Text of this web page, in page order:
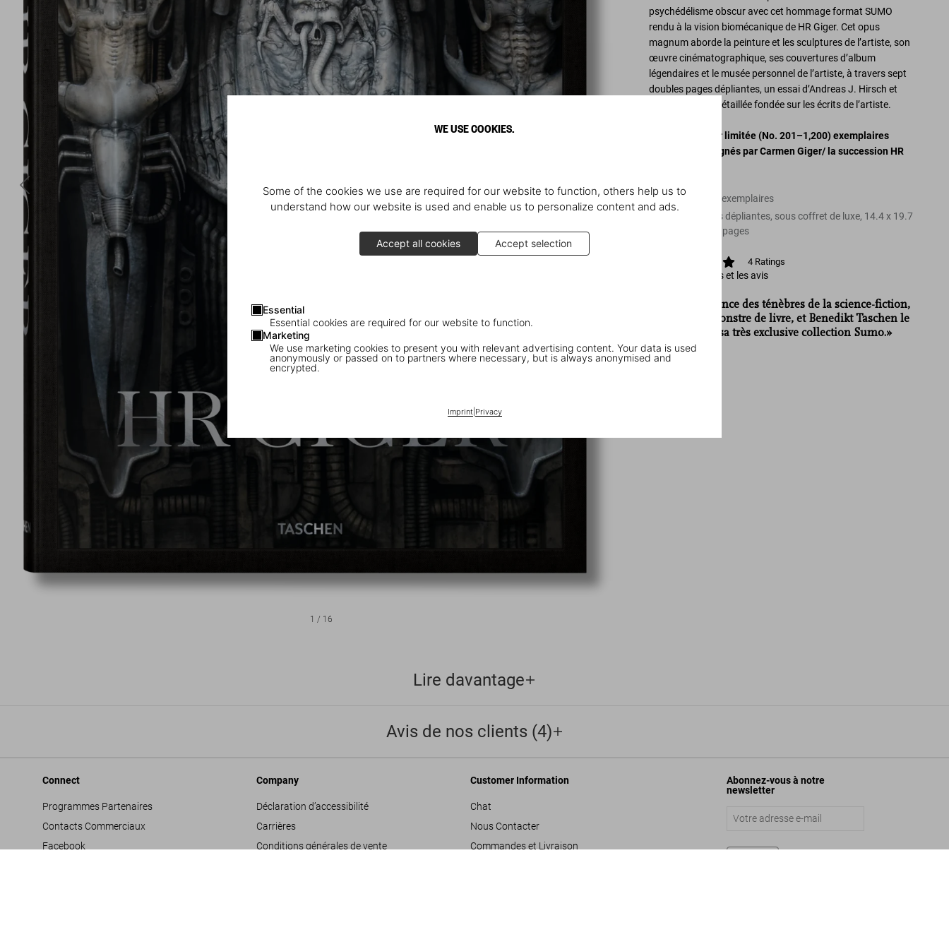
WE USE COOKIES.
Some of the cookies we use are required for our website to function, others help us to
understand how our website is used and enable us to personalize content and ads.
Accept all cookies Accept selection
Essential
Essential cookies are required for our website to function.
Marketing
We use marketing cookies to present you with relevant advertising content. Your data is used
anonymously or passed on to partners where necessary, but is always anonymised and
encrypted.
Imprint| Privacy
1 / 16
psychédélisme obscur avec cet hommage format SUMO
rendu à la vision biomécanique de HR Giger. Cet opus
magnum aborde la peinture et les sculptures de l’artiste, son
œuvre cinématographique, ses couvertures d’album
légendaires et le musée personnel de l’artiste, à travers sept
doubles pages dépliantes, un essai d’Andreas J. Hirsch et
une biographie détaillée fondée sur les écrits de l’artiste.
Édition collector limitée(No. 201–1,200) exemplaires
numérotés et signés par Carmen Giger/ la succession HR
Édition de 1.000 exemplaires
Relié, avec pages dépliantes, sous coffret de luxe, 14.4x 19.7
pages
4 Ratings
Afficher les notes et les avis
«HR Giger, prince des ténèbres de la science-fiction,
méritait un monstre de livre, et Benedikt Taschen le
lui offre dans sa très exclusive collection Sumo.»
24 Heures
Lire davantage
Avis de nos clients (4)
Connect
Programmes Partenaires
Contacts Commerciaux
Facebook
Company
Déclaration d’accessibilité
Carrières
Conditions générales de vente
Customer Information
Chat
Nous Contacter
Commandes et Livraison
Abonnez-vous à notre
newsletter